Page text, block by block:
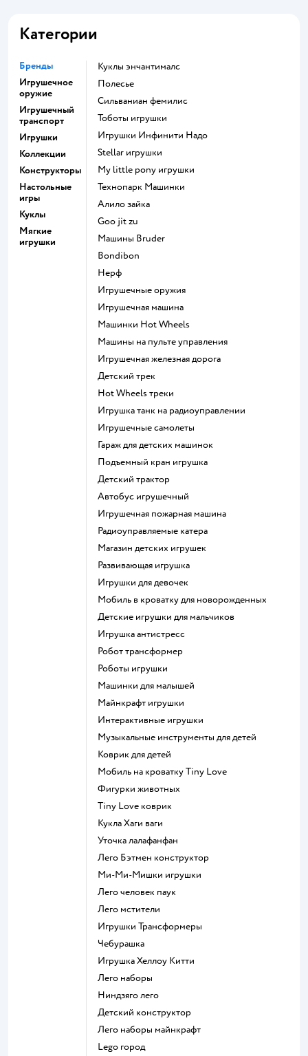
Категории
Бренды
Игрушечное
оружие
Игрушечный
транспорт
Игрушки
Коллекции
Конструкторы
Настольные
игры
Куклы
Мягкие
игрушки
Куклы энчантималс
Полесье
Сильваниан фемилис
Тоботы игрушки
Игрушки Инфинити Надо
Stellar игрушки
my little pony игрушки
Технопарк Машинки
Алило зайка
Goo jit zu
Машины Bruder
Bondibon
Нерф
Игрушечные оружия
Игрушечная машина
Машинки Hot Wheels
Машины на пульте управления
Игрушечная железная дорога
Детский трек
Hot Wheels треки
Игрушка танк на радиоуправлении
Игрушечные самолеты
Гараж для детских машинок
Подъемный кран игрушка
Детский трактор
Автобус игрушечный
Игрушечная пожарная машина
Радиоуправляемые катера
Магазин детских игрушек
Развивающая игрушка
Игрушки для девочек
Мобиль в кроватку для новорожденных
Детские игрушки для мальчиков
Игрушка антистресс
Робот трансформер
Роботы игрушки
Машинки для малышей
Майнкрафт игрушки
Интерактивные игрушки
Музыкальные инструменты для детей
Коврик для детей
Мобиль на кроватку Tiny Love
Фигурки животных
Tiny Love коврик
Кукла Хаги ваги
Уточка лалафанфан
Лего Бэтмен конструктор
Ми-Ми-Мишки игрушки
Лего человек паук
Лего мстители
Игрушки Трансформеры
Чебурашка
Игрушка Хеллоу Китти
Лего наборы
Ниндзяго лего
Детский конструктор
Лего наборы майнкрафт
Lego город